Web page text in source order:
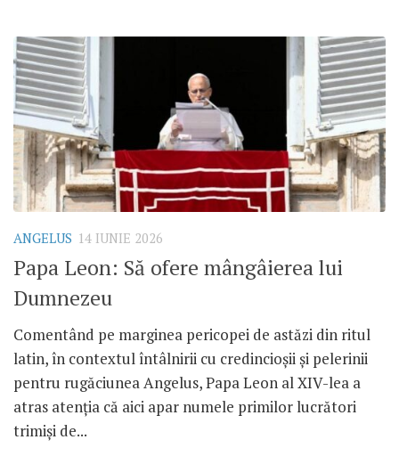
ANGELUS 14 IUNIE 2026
Papa Leon: Să ofere mângâierea lui
Dumnezeu
Comentând pe marginea pericopei de astăzi din ritul
latin, în contextul întâlnirii cu credincioșii și pelerinii
pentru rugăciunea Angelus, Papa Leon al XIV-lea a
atras atenția că aici apar numele primilor lucrători
trimiși de...